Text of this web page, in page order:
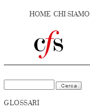
HOME CHI SIAMO
GLOSSARI